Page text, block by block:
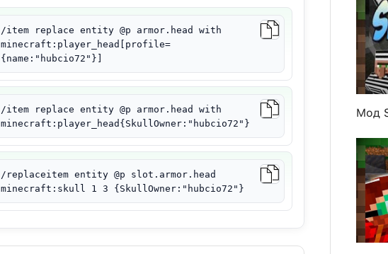
/item replace entity @p armor.head with
minecraft:player_head[profile=
{name:"hubcio72"}]
/item replace entity @p armor.head with
minecraft:player_head{SkullOwner:"hubcio72"}
/replaceitem entity @p slot.armor.head
minecraft:skull 1 3 {SkullOwner:"hubcio72"}
Мод